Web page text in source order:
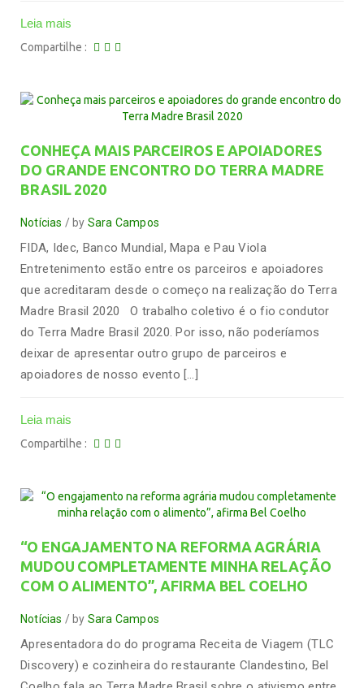
Leia mais
Compartilhe
CONHEÇA MAIS PARCEIROS E APOIADORES
DO GRANDE ENCONTRO DO TERRA MADRE
BRASIL 2020
Notícias by Sara Campos
FIDA, Idec, Banco Mundial, Mapa e Pau Viola
Entretenimento estão entre os parceiros e apoiadores
que acreditaram desde o começo na realização do Terra
Madre Brasil 2020 O trabalho coletivo é o fio condutor
do Terra Madre Brasil 2020. Por isso, não poderíamos
deixar de apresentar outro grupo de parceiros e
apoiadores de nosso evento […]
Leia mais
Compartilhe
“O ENGAJAMENTO NA REFORMA AGRÁRIA
MUDOU COMPLETAMENTE MINHA RELAÇÃO
COM O ALIMENTO”, AFIRMA BEL COELHO
Notícias by Sara Campos
Apresentadora do do programa Receita de Viagem (TLC
Discovery) e cozinheira do restaurante Clandestino, Bel